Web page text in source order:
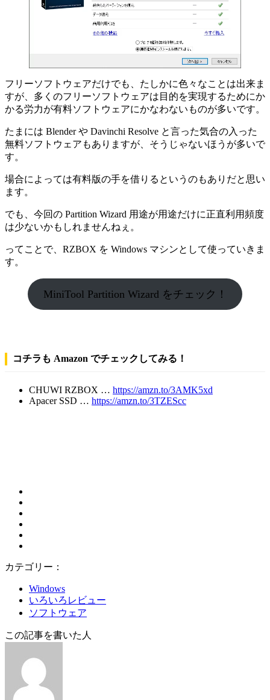
フリーソフトウェアだけでも、たしかに色々なことは出来ま
すが、多くのフリーソフトウェアは目的を実現するためにか
かる労力が有料ソフトウェアにかなわないものが多いです。
たまには Blender や Davinchi Resolve と言った気合の入った
無料ソフトウェアもありますが、そうじゃないほうが多いで
す。
場合によっては有料版の手を借りるというのもありだと思い
ます。
でも、今回の Partition Wizard 用途が用途だけに正直利用頻度
は少ないかもしれませんねぇ。
ってことで、RZBOX を Windows マシンとして使っていきま
す。
MiniTool Partition Wizard をチェック！
コチラも Amazon でチェックしてみる！
CHUWI RZBOX … https://amzn.to/3AMK5xd
Apacer SSD … https://amzn.to/3TZEScc
カテゴリー：
Windows
いろいろレビュー
ソフトウェア
この記事を書いた人